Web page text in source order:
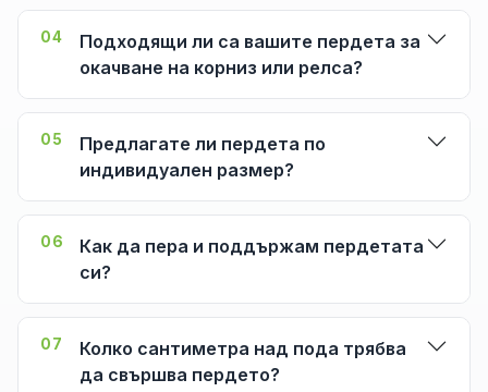
04
Подходящи ли са вашите пердета за
окачване на корниз или релса?
05
Предлагате ли пердета по
индивидуален размер?
06
Как да пера и поддържам пердетата
си?
07
Колко сантиметра над пода трябва
да свършва пердето?